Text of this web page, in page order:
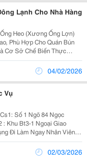
Lạnh Cho Nhà Hàng
Heo (Xương Ống Lợn)
Phù Hợp Cho Quán Bún
Cơ Sở Chế Biến Thực
04/02/2026
Vụ
Số 1 Ngõ 84 Ngọc
: Khu Bt3-1 Ngoại Giao
Đi Làm Ngay Nhân Viên
Cầu: - Nam,Nữ Ngoại Hình
Nhẹn, Giao Tiếp Tốt -
02/03/2026